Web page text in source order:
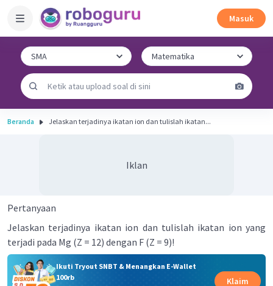
Masuk
Beranda Jelaskan terjadinya ikatan ion dan tulislah ikatan...
Iklan
Pertanyaan
Jelaskan terjadinya ikatan ion dan tulislah ikatan ion yang
terjadi pada Mg (Z = 12) dengan F (Z = 9)!
Ikuti Tryout SNBT & Menangkan E-Wallet
100rb
Klaim